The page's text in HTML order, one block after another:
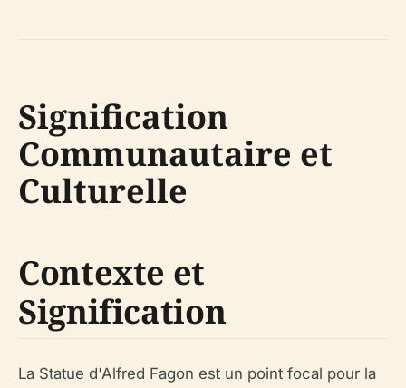
Signification
Communautaire et
Culturelle
Contexte et
Signification
La Statue d'Alfred Fagon est un point focal pour la